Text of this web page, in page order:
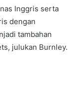
Inggris serta
dengan
tambahan
julukan Burnley.